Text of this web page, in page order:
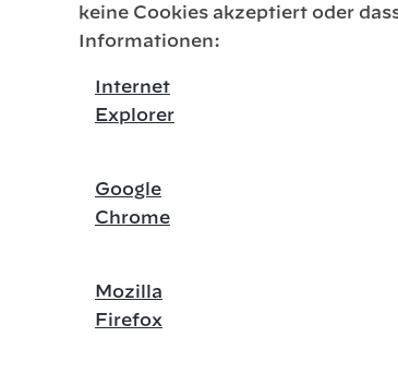
keine Cookies akzeptiert oder
Informationen:
Internet
Explorer
Google
Chrome
Mozilla
Firefox